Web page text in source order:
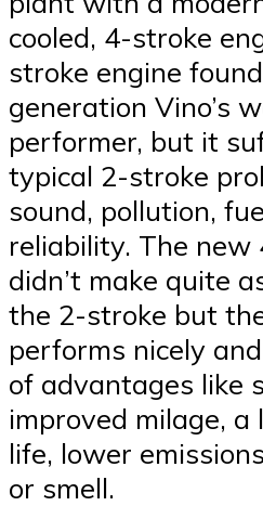
cooled, 4-stroke
stroke engine
generation Vino’s
performer, but it
typical 2-stroke
sound, pollution,
reliability. The new
didn’t make quite
the 2-stroke but
performs nicely
of advantages like
improved milage, a
life, lower
or smell.